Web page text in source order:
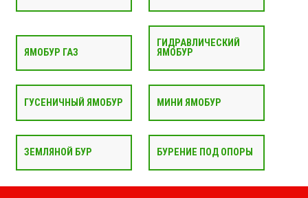
ЯМОБУР ГАЗ
ГИДРАВЛИЧЕСКИЙ
ЯМОБУР
ГУСЕНИЧНЫЙ ЯМОБУР МИНИ ЯМОБУР
ЗЕМЛЯНОЙ БУР БУРЕНИЕ ПОД ОПОРЫ